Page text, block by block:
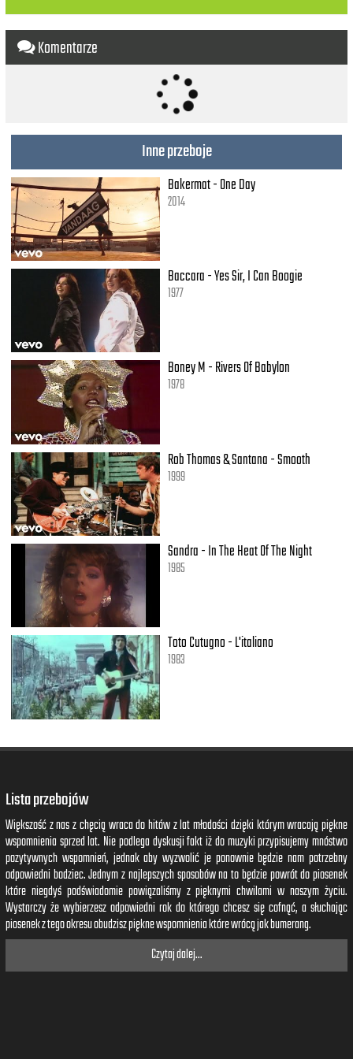
Komentarze
Inne przeboje
Bakermat - One Day
2014
Baccara - Yes Sir, I Can Boogie
1977
Boney M - Rivers Of Babylon
1978
Rob Thomas & Santana - Smooth
1999
Sandra - In The Heat Of The Night
1985
Toto Cutugno - L'italiano
1983
Lista przebojów
Większość z nas z chęcią wraca do hitów z lat młodości dzięki którym wracają piękne
wspomnienia sprzed lat. Nie podlega dyskusji fakt iż do muzyki przypisujemy mnóstwo
pozytywnych wspomnień, jednak aby wyzwolić je ponownie będzie nam potrzebny
odpowiedni bodziec. Jednym z najlepszych sposobów na to będzie powrót do piosenek
które niegdyś podświadomie powiązaliśmy z pięknymi chwilami w naszym życiu.
Wystarczy że wybierzesz odpowiedni rok do którego chcesz się cofnąć, a słuchając
piosenek z tego okresu obudzisz piękne wspomnienia które wrócą jak bumerang.
Czytaj dalej...